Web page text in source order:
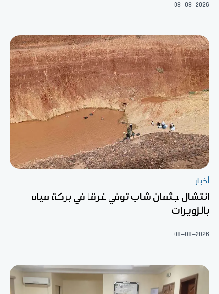
08-08-2026
أخبار
انتشال جثمان شاب توفي غرقا في بركة مياه
بالزويرات
08-08-2026